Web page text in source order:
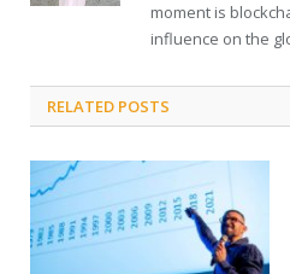
moment is
influence on the
RELATED POSTS